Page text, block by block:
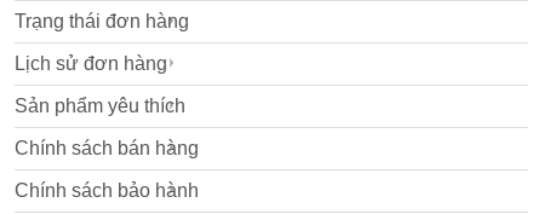
Trạng thái đơn hàng
Lịch sử đơn hàng
Sản phẩm yêu thích
Chính sách bán hàng
Chính sách bảo hành